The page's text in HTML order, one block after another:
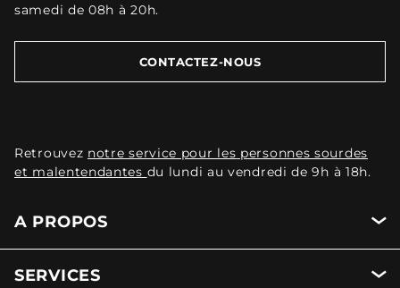
samedi de 08h à 20h.
CONTACTEZ-NOUS
Retrouvez notre service pour les personnes sourdes
et malentendantes du lundi au vendredi de 9h à 18h.
A PROPOS
SERVICES